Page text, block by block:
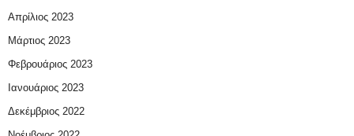
Απρίλιος 2023
Μάρτιος 2023
Φεβρουάριος 2023
Ιανουάριος 2023
Δεκέμβριος 2022